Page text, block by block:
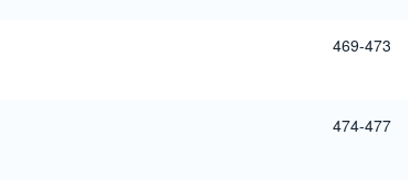
469-473
474-477